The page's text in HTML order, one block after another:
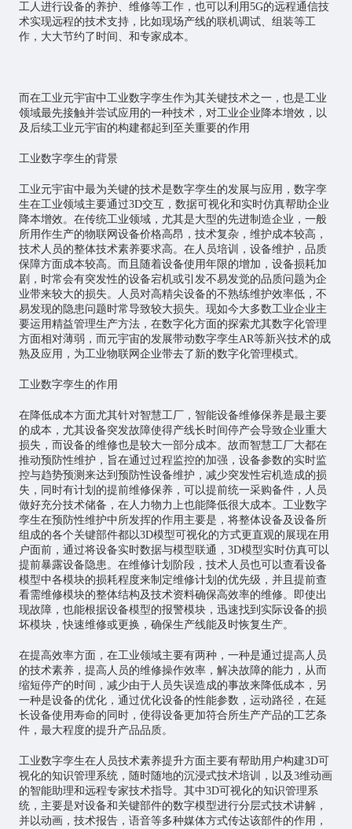
工人进行设备的养护、维修等工作，也可以利用5G的远程通信技
术实现远程的技术支持，比如现场产线的联机调试、组装等工
作，大大节约了时间、和专家成本。
而在工业元宇宙中工业数字孪生作为其关键技术之一，也是工业
领域最先接触并尝试应用的一种技术，对工业企业降本增效，以
及后续工业元宇宙的构建都起到至关重要的作用
工业数字孪生的背景
工业元宇宙中最为关键的技术是数字孪生的发展与应用，数字孪
生在工业领域主要通过3D交互，数据可视化和实时仿真帮助企业
降本增效。在传统工业领域，尤其是大型的先进制造企业，一般
所用作生产的物联网设备价格高昂，技术复杂，维护成本较高，
技术人员的整体技术素养要求高。在人员培训，设备维护，品质
保障方面成本较高。而且随着设备使用年限的增加，设备损耗加
剧，时常会有突发性的设备宕机或引发不易发觉的品质问题为企
业带来较大的损失。人员对高精尖设备的不熟练维护效率低，不
易发现的隐患问题时常导致较大损失。现如今大多数工业企业主
要运用精益管理生产方法，在数字化方面的探索尤其数字化管理
方面相对薄弱，而元宇宙的发展带动数字孪生AR等新兴技术的成
熟及应用，为工业物联网企业带去了新的数字化管理模式。
工业数字孪生的作用
在降低成本方面尤其针对智慧工厂，智能设备维修保养是最主要
的成本，尤其设备突发故障使得产线长时间停产会导致企业重大
损失，而设备的维修也是较大一部分成本。故而智慧工厂大都在
推动预防性维护，旨在通过过程监控的加强，设备参数的实时监
控与趋势预测来达到预防性设备维护，减少突发性宕机造成的损
失，同时有计划的提前维修保养，可以提前统一采购备件，人员
做好充分技术储备，在人力物力上也能降低很大成本。工业数字
孪生在预防性维护中所发挥的作用主要是，将整体设备及设备所
组成的各个关键部件都以3D模型可视化的方式更直观的展现在用
户面前，通过将设备实时数据与模型联通，3D模型实时仿真可以
提前暴露设备隐患。在维修计划阶段，技术人员也可以查看设备
模型中各模块的损耗程度来制定维修计划的优先级，并且提前查
看需维修模块的整体结构及技术资料确保高效率的维修。即使出
现故障，也能根据设备模型的报警模块，迅速找到实际设备的损
坏模块，快速维修或更换，确保生产线能及时恢复生产。
在提高效率方面，在工业领域主要有两种，一种是通过提高人员
的技术素养，提高人员的维修操作效率，解决故障的能力，从而
缩短停产的时间，减少由于人员失误造成的事故来降低成本，另
一种是设备的优化，通过优化设备的性能参数，运动路径，在延
长设备使用寿命的同时，使得设备更加符合所生产产品的工艺条
件，最大程度的提升产品品质。
工业数字孪生在人员技术素养提升方面主要有帮助用户构建3D可
视化的知识管理系统，随时随地的沉浸式技术培训，以及3维动画
的智能助理和远程专家技术指导。其中3D可视化的知识管理系
统，主要是对设备和关键部件的数字模型进行分层式技术讲解，
并以动画，技术报告，语音等多种媒体方式传达该部件的作用，